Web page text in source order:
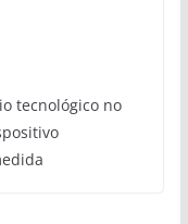
tecnológico no